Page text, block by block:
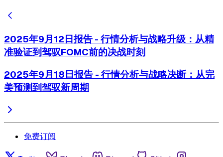
2025年9月12日报告 - 行情分析与战略升级：从精
准验证到驾驭FOMC前的决战时刻
2025年9月18日报告 - 行情分析与战略决断：从完
美预测到驾驭新周期
免费订阅